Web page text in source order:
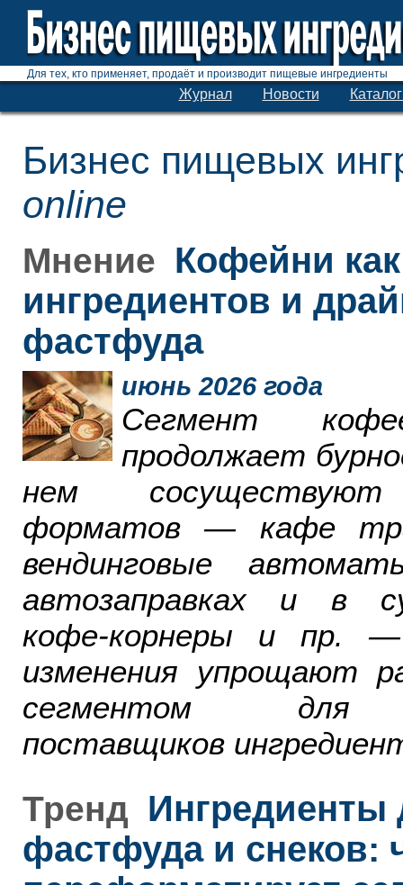
Для тех, кто применяет, продаёт и производит пищевые ингредиенты
Журнал Новости
Бизнес пищевых
online
Мнение Кофейни
ингредиентов и
фастфуда
июнь 2026 года
Сегмент
продолжает
нем
форматов — кафе
вендинговые
автозаправках и в
кофе-корнеры и пр.
изменения упрощают
сегментом для
поставщиков
Тренд Ингредиенты
фастфуда и снеков: